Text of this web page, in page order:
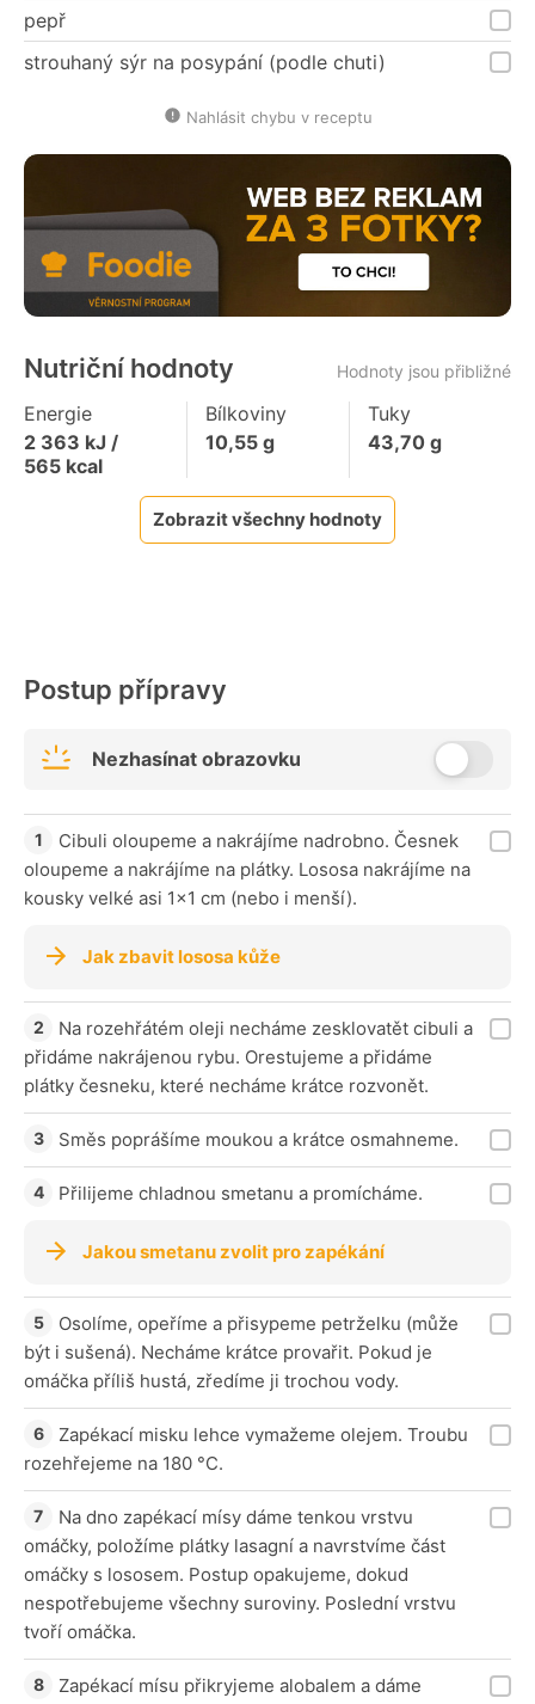
pepř
strouhaný sýr na posypání (podle chuti)
Nahlásit chybu v receptu
Nutriční hodnoty Hodnoty jsou přibližné
Energie
2 363 kJ /
565 kcal
Bílkoviny
10,55g
Tuky
43,70g
Zobrazit všechny hodnoty
Postup přípravy
Nezhasínat obrazovku
Cibuli oloupeme a nakrájíme nadrobno. Česnek
oloupeme a nakrájíme na plátky. Lososa nakrájíme na
kousky velké asi 1×1 cm (nebo i menší).
Jak zbavit lososa kůže
Na rozehřátém oleji necháme zesklovatět cibuli a
přidáme nakrájenou rybu. Orestujeme a přidáme
plátky česneku, které necháme krátce rozvonět.
Směs poprášíme moukou a krátce osmahneme.
Přilijeme chladnou smetanu a promícháme.
Jakou smetanu zvolit pro zapékání
Osolíme, opeříme a přisypeme petrželku (může
být i sušená). Necháme krátce provařit. Pokud je
omáčka příliš hustá, zředíme ji trochou vody.
Zapékací misku lehce vymažeme olejem. Troubu
rozehřejeme na 180 °C.
Na dno zapékací mísy dáme tenkou vrstvu
omáčky, položíme plátky lasagní a navrstvíme část
omáčky s lososem. Postup opakujeme, dokud
nespotřebujeme všechny suroviny. Poslední vrstvu
tvoří omáčka.
Zapékací mísu přikryjeme alobalem a dáme